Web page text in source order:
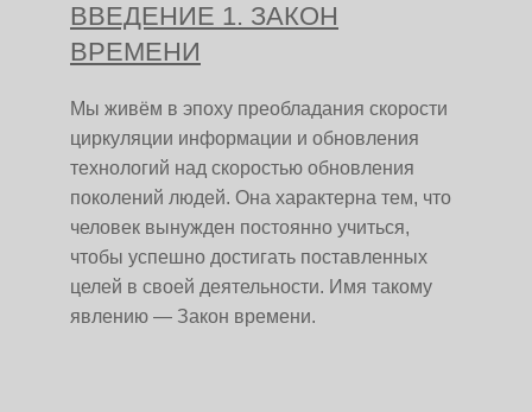
ВВЕДЕНИЕ 1. ЗАКОН
ВРЕМЕНИ
Мы живём в эпоху преобладания скорости
циркуляции информации и обновления
технологий над скоростью обновления
поколений людей. Она характерна тем, что
человек вынужден постоянно учиться,
чтобы успешно достигать поставленных
целей в своей деятельности. Имя такому
явлению — Закон времени.